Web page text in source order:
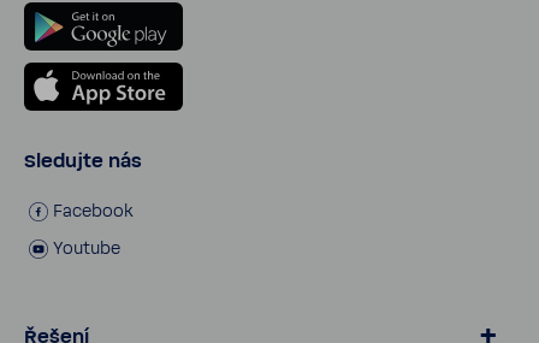
Sledujte nás
Face­book
Youtube
Řešení